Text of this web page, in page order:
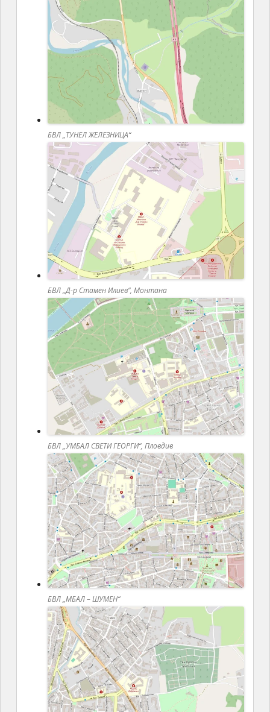
БВЛ „ТУНЕЛ ЖЕЛЕЗНИЦА“
БВЛ „Д-р Стамен Илиев“, Монтана
БВЛ „УМБАЛ СВЕТИ ГЕОРГИ“, Пловдив
БВЛ „МБАЛ – ШУМЕН“